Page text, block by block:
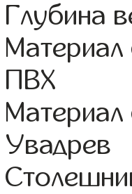
Глубина
ПВХ
Увадрев